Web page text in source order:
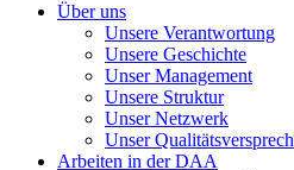
Über uns
Unsere Verantwortung
Unsere Geschichte
Unser Management
Unsere Struktur
Unser Netzwerk
Unser
Arbeiten in der DAA